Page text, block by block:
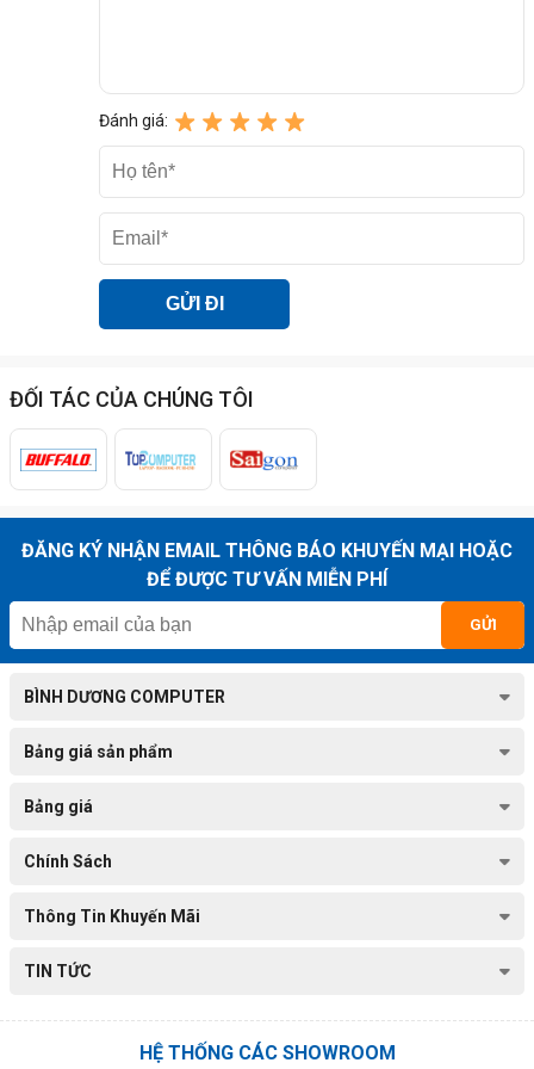
theo các bước xuống dòng chi tiết dưới đây:
Bước 1: Kiểm tra và chẩn đoánKỹ thuật viên tiếp nhận máy
và kiểm tra toàn bộ các chức năng.
dụng để xác định lỗi do chân sạc hay do IC sạc trên main.
Bước 2: Tháo máy bằng thiết bị chuyên dụngĐặt máy lên
bàn nhiệt để làm mềm lớp keo zin của nhà sản xuất.
dụng cụ tách chuyên dụng để mở mặt lưng,đảm bảo không
trầy xước khung viền.
Bước 3: Thay thế chân sạc mới
loa ngoài để tiếp cận bo sạc dưới.
Bước 4: Kiểm tra thông số kỹ thuật
dòng điện đi vào bằng máy đo Ampe.
lại chế độ sạc nhanh và truyền dữ liệu bình thường.
Bước 5: Đóng máy và bàn giaoVệ sinh sạch lớp keo cũ và đi
keo chống nước mới cho mặt lưng.
Computer Bình Dương
Đội ngũ kỹ thuật viên chuyên nghiệp và giàu kinh nghiệm.
Quy trình sửa chữa minh bạch, nhanh chóng.
Bảo hành dịch vụ lâu dài, an tâm sử dụng.
Đánh giá:
ĐỐI TÁC CỦA CHÚNG TÔI
ĐĂNG KÝ NHẬN EMAIL THÔNG BÁO KHUYẾN MẠI HOẶC
ĐỂ ĐƯỢC TƯ VẤN MIỄN PHÍ
GỬI
BÌNH DƯƠNG COMPUTER
Bảng giá sản phẩm
Bảng giá
Chính Sách
Thông Tin Khuyến Mãi
TIN TỨC
HỆ THỐNG CÁC SHOWROOM